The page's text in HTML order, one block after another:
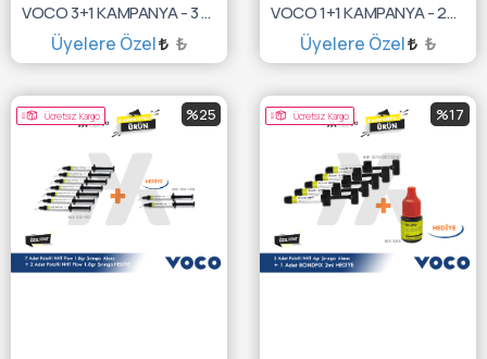
VOCO 3+1 KAMPANYA - 3 Adet Provicol QM Plus 5ml. Alımına 1 Adet Hediye
Üyelere Özel ₺
SEPETE EKLE
VOCO 1+1 KAMPANYA - 200'lük Profluorid Varnish + Remin Pro
Üyelere Özel ₺
SEPETE EKLE
%25
Ücretsiz Kargo %17
Ücretsiz Kargo